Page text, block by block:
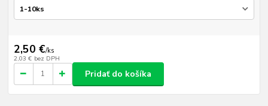
2,50 €/ks
2,03 € bez DPH
Pridať do košíka